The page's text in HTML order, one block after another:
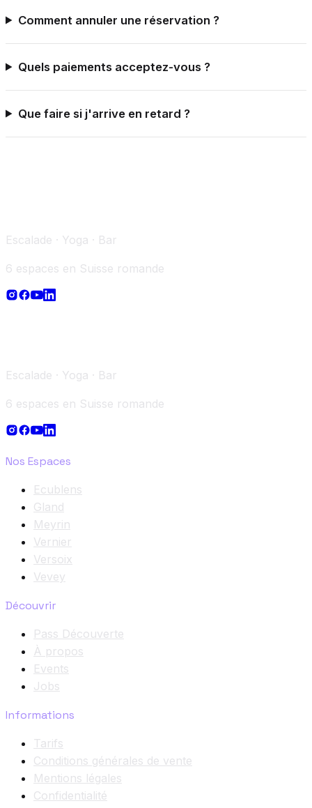
Comment annuler une réservation ?
Quels paiements acceptez-vous ?
Que faire si j'arrive en retard ?
Escalade · Yoga · Bar
6 espaces en Suisse romande
Escalade · Yoga · Bar
6 espaces en Suisse romande
Nos Espaces
Ecublens
Gland
Meyrin
Vernier
Versoix
Vevey
Découvrir
Pass Découverte
À propos
Events
Jobs
Informations
Tarifs
Conditions générales de vente
Mentions légales
Confidentialité